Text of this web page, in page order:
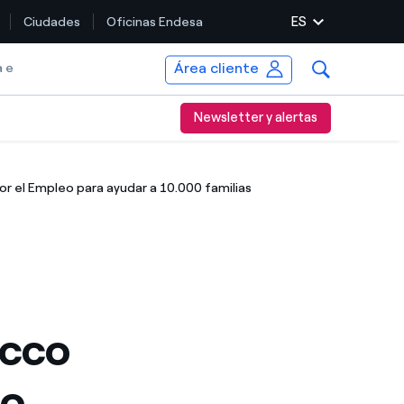
Ciudades Oficinas Endesa ES
e Área cliente
Newsletter y alertas
el Empleo para ayudar a 10.000 familias